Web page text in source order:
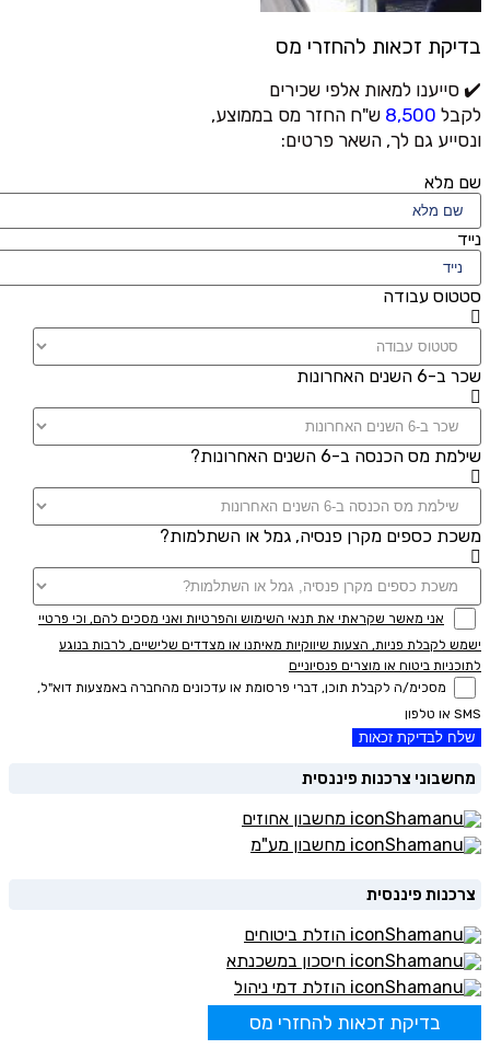
בדיקת זכאות להחזרי מס
✔️ סייענו למאות אלפי שכירים
לקבל 8,500 ש"ח החזר מס בממוצע,
ונסייע גם לך, השאר פרטים:
שם מלא
נייד
סטטוס עבודה
שכר ב-6 השנים האחרונות
שילמת מס הכנסה ב-6 השנים האחרונות?
משכת כספים מקרן פנסיה, גמל או השתלמות?
אני מאשר שקראתי את תנאי השימוש והפרטיות ואני מסכים להם, וכי פרטיי
ישמש לקבלת פניות, הצעות שיווקיות מאיתנו או מצדדים שלישיים, לרבות בנוגע
לתוכניות ביטוח או מוצרים פנסיוניים
מסכימ/ה לקבלת תוכן, דברי פרסומת או עדכונים מהחברה באמצעות דוא"ל,
SMS או טלפון
שלח לבדיקת זכאות
מחשבוני צרכנות פיננסית
מחשבון אחוזים
מחשבון מע"מ
צרכנות פיננסית
הוזלת ביטוחים
חיסכון במשכנתא
הוזלת דמי ניהול
בדיקת זכאות להחזרי מס